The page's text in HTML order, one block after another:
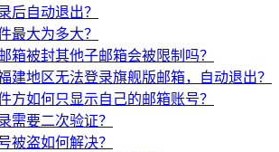
后自动退出？
最大为多大？
箱被封其他子邮箱会被限制吗？
建地区无法登录旗舰版邮箱，自动退出？
方如何只显示自己的邮箱账号？
需要二次验证？
被盗如何解决？